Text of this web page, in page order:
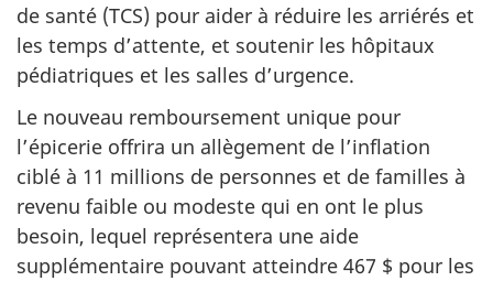
de santé (TCS) pour aider à réduire les arriérés et
les temps d’attente, et soutenir les hôpitaux
pédiatriques et les salles d’urgence.
Le nouveau remboursement unique pour
l’épicerie offrira un allègement de l’inflation
ciblé à 11 millions de personnes et de familles à
revenu faible ou modeste qui en ont le plus
besoin, lequel représentera une aide
supplémentaire pouvant atteindre 467 $ pour les